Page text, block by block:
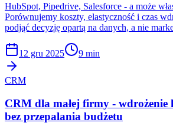
HubSpot, Pipedrive, Salesforce - a może
Porównujemy koszty, elastyczność i czas
podjąć decyzję opartą na danych, a nie
12 gru 2025 9 min
CRM
CRM dla małej firmy -
bez przepalania budżetu